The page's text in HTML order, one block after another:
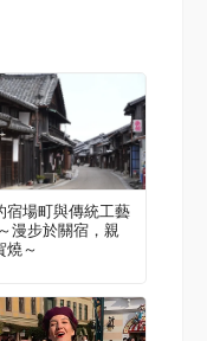
宿場町與傳統工藝
漫步於關宿，親
燒～